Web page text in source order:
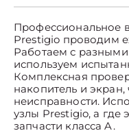
Профессиональное
Prestigio проводим
Работаем с
используем
Комплексная
накопитель и
неисправности.
узлы Prestigio, а
запчасти класса A.